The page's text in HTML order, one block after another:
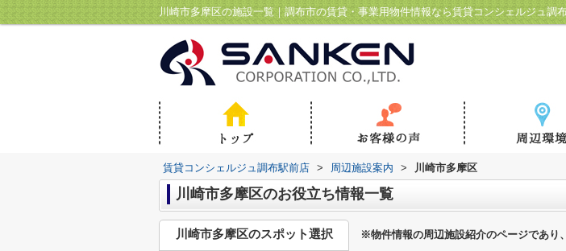
川崎市多摩区の施設一覧｜調布市の賃貸・事業用物件情報なら賃貸コンシェルジュ調
賃貸コンシェルジュ調布駅前店 > 周辺施設案内 > 川崎市多摩区
川崎市多摩区のお役立ち情報一覧
※物件情報の周辺施設紹介のページであり
川崎市多摩区のスポット選択